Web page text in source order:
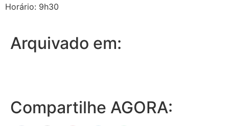
Horário: 9h30
Arquivado em:
Compartilhe AGORA: